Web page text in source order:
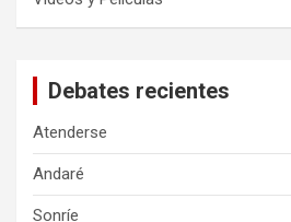
Debates recientes
Atenderse
Andaré
Sonríe